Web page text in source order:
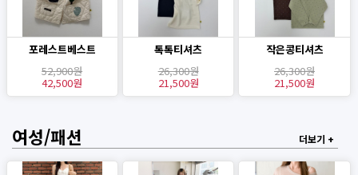
포레스트베스트
52,900원
42,500원
톡톡티셔츠
26,300원
21,500원
작은콩티셔츠
26,300원
21,500원
여성/패션 더보기 +